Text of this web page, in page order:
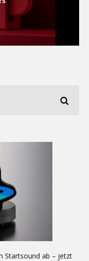
Startsound ab – jetzt